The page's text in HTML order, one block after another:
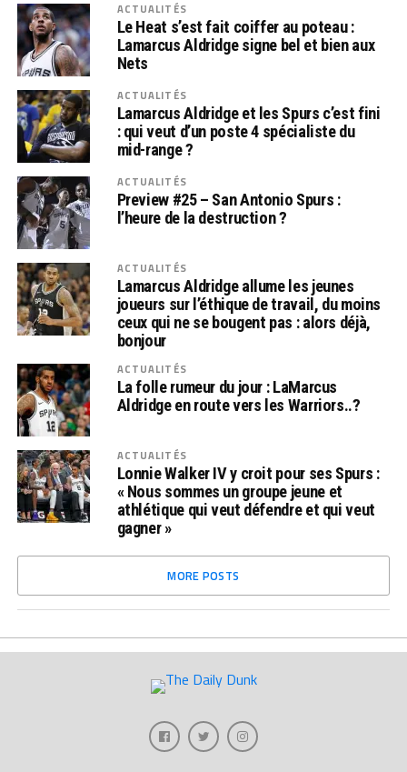
ACTUALITÉS
Le Heat s’est fait coiffer au poteau :
Lamarcus Aldridge signe bel et bien aux
Nets
ACTUALITÉS
Lamarcus Aldridge et les Spurs c’est fini
: qui veut d’un poste 4 spécialiste du
mid-range ?
ACTUALITÉS
Preview #25 – San Antonio Spurs :
l’heure de la destruction ?
ACTUALITÉS
Lamarcus Aldridge allume les jeunes
joueurs sur l’éthique de travail, du moins
ceux qui ne se bougent pas : alors déjà,
bonjour
ACTUALITÉS
La folle rumeur du jour : LaMarcus
Aldridge en route vers les Warriors..?
ACTUALITÉS
Lonnie Walker IV y croit pour ses Spurs :
« Nous sommes un groupe jeune et
athlétique qui veut défendre et qui veut
gagner »
MORE POSTS